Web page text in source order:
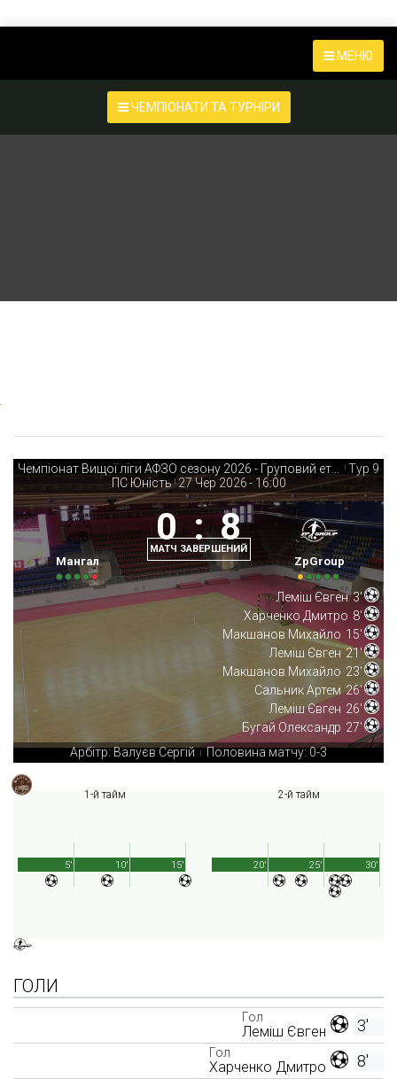
МЕНЮ
ЧЕМПІОНАТИ ТА ТУРНІРИ
| Тур 9
ПС Юність | 27 Чер 2026- 16:00
Мангал
0 : 8
МАТЧ ЗАВЕРШЕНИЙ
ZpGroup
Леміш Євген 3'
Харченко Дмитро 8'
Макшанов Михайло 15'
Леміш Євген 21'
Макшанов Михайло 23'
Сальник Артем 26'
Леміш Євген 26'
Бугай Олександр 27'
Арбітр: Валуєв Сергій
| Половина матчу: 0-3
1-й тайм
15'
5' 10'
2-й тайм
30'
20' 25'
ГОЛИ
3'
Гол
Леміш Євген
8'
Гол
Харченко Дмитро